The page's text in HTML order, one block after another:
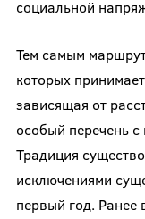
социальной
Тем самым
которых
зависящая от
особый перечень
Традиция
исключениями
первый год. Ранее